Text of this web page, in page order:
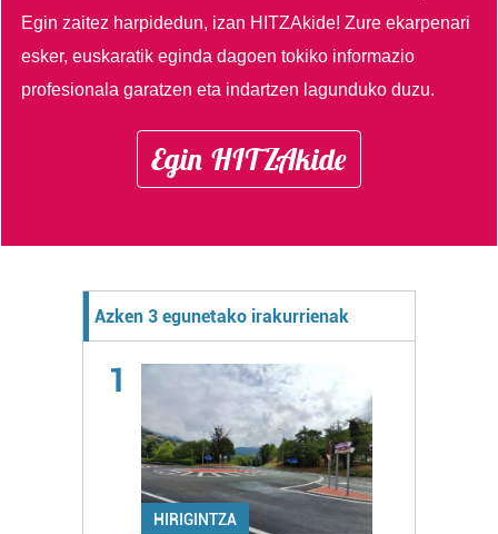
Egin zaitez harpidedun, izan HITZAkide!Zure ekarpenari
esker, euskaratik eginda dagoen tokiko informazio
profesionala garatzen eta indartzen lagunduko duzu.
Egin HITZAkide
Azken 3 egunetako irakurrienak
1
HIRIGINTZA